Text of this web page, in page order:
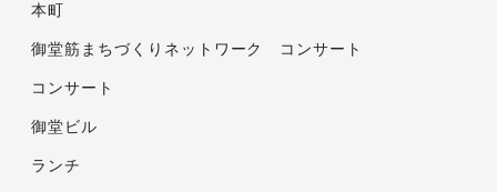
本町
御堂筋まちづくりネットワーク コンサート
コンサート
御堂ビル
ランチ